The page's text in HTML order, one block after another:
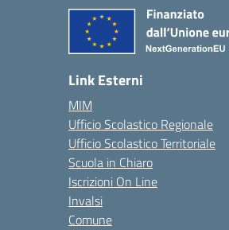
Link Esterni
MIM
Ufficio Scolastico Regionale
Ufficio Scolastico Territoriale
Scuola in Chiaro
Iscrizioni On Line
Invalsi
Comune